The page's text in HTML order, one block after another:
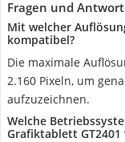
Fragen und
Mit welcher
kompatibel?
Die maximale
2.160 Pixeln, um
aufzuzeichnen.
Welche
Grafiktablett